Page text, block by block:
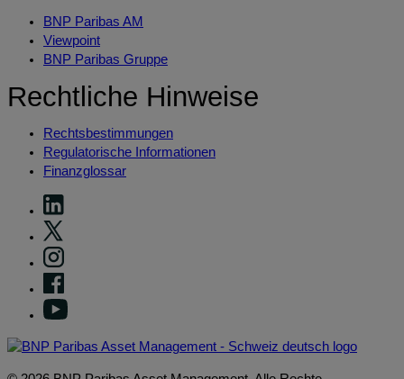
BNP Paribas AM
Viewpoint
BNP Paribas Gruppe
Rechtliche Hinweise
Rechtsbestimmungen
Regulatorische Informationen
Finanzglossar